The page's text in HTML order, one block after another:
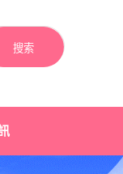
搜索